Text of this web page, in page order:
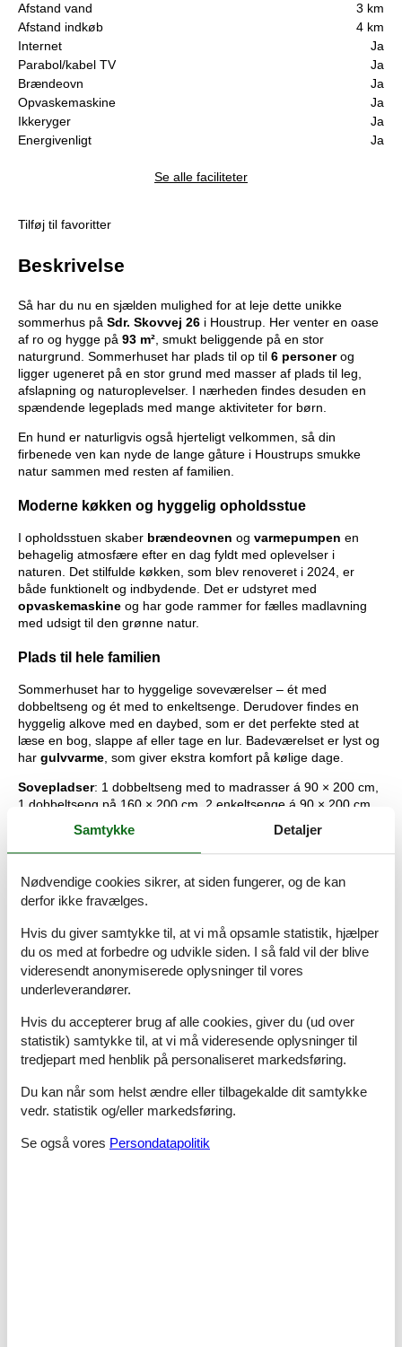
Afstand vand
3 km
Afstand indkøb
4 km
Internet
Ja
Parabol/kabel TV
Ja
Brændeovn
Ja
Opvaskemaskine
Ja
Ikkeryger
Ja
Energivenligt
Ja
Se alle faciliteter
Tilføj til favoritter
Beskrivelse
Så har du nu en sjælden mulighed for at leje dette unikke
sommerhus på Sdr. Skovvej 26 i Houstrup. Her venter en oase
af ro og hygge på 93 m², smukt beliggende på en stor
naturgrund. Sommerhuset har plads til op til 6 personerog
ligger ugeneret på en stor grund med masser af plads til leg,
afslapning og naturoplevelser. I nærheden findes desuden en
spændende legeplads med mange aktiviteter for børn.
En hund er naturligvis også hjerteligt velkommen, så din
firbenede ven kan nyde de lange gåture i Houstrups smukke
natur sammen med resten af familien.
Moderne køkken og hyggelig opholdsstue
I opholdsstuen skaber brændeovnen og varmepumpen en
behagelig atmosfære efter en dag fyldt med oplevelser i
naturen. Det stilfulde køkken, som blev renoveret i 2024, er
både funktionelt og indbydende. Det er udstyret med
opvaskemaskine og har gode rammer for fælles madlavning
med udsigt til den grønne natur.
Plads til hele familien
Sommerhuset har to hyggelige soveværelser – ét med
dobbeltseng og ét med to enkeltsenge. Derudover findes en
hyggelig alkove med en daybed, som er det perfekte sted at
læse en bog, slappe af eller tage en lur. Badeværelset er lyst og
har gulvvarme , som giver ekstra komfort på kølige dage.
Sovepladser: 1 dobbeltseng med to madrasser á 90 × 200 cm,
1 dobbeltseng på 160 × 200 cm, 2 enkeltsenge á 90 × 200 cm
Masser af aktiviteter for hele familien
På grunden findes et isoleretanneks (uden opvarmning), hvor
både børn og voksne kan hygge sig med
der desuden et andet opvarmeligt anneks med dobbeltseng,
som er ideelt til en afslappende overnatning.
Bemærk: Annekserne udgør tilsammen 30 m² og er
Nyd naturen og de hyggelige uderum
Sommerhuset har flere terrasser og hyggelige siddepladser,
hvor du kan nyde solen eller slappe af på den overdækkede
terrasse
. På grunden findes også et bålsted
, som skaber de
perfekte rammer for hyggelige aftener med snobrød, ristede
skumfiduser og samvær omkring bålet.
Samtykke Detaljer
Nødvendige cookies sikrer, at siden fungerer, og de kan
derfor ikke fravælges.
Hvis du giver samtykke til, at vi må opsamle statistik, hjælper
du os med at forbedre og udvikle siden. I så fald vil der blive
videresendt anonymiserede oplysninger til vores
underleverandører.
Hvis du accepterer brug af alle cookies, giver du (ud over
statistik) samtykke til, at vi må videresende oplysninger til
tredjepart med henblik på personaliseret markedsføring.
Du kan når som helst ændre eller tilbagekalde dit samtykke
vedr. statistik og/eller markedsføring.
Se også vores Persondatapolitik